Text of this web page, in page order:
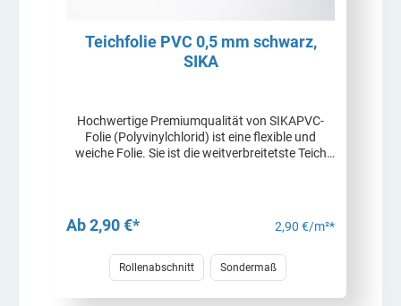
Teichfolie PVC 0,5 mm schwarz,
SIKA
Hochwertige Premiumqualität von SIKAPVC-
Folie (Polyvinylchlorid) ist eine flexible und
weiche Folie. Sie ist die weitverbreitetste Teich
und kann einfach verlegt werden. Die PVC Folie
kann mit Heißluft oder Quellschweißmittel
genannten Eigenschaften zeichnen sich unsere
PVC Folien im Wesentlichen durch folgende
Eigenschaften aus: Beständig bis 30 °
Ab 2,90 €* 2,90 €/m²*
Rollenabschnitt Sondermaß